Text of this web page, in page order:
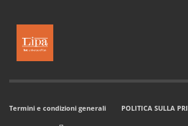
Termini e condizioni generali POLITICA SULLA